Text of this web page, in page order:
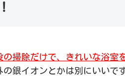
掃除だけで、きれいな浴室
銀イオンとかは別にいいで